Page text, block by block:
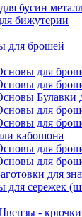
бусин
бижутерии
для брошей
для
для
Булавки
для
для
кабошона
для
для
для
для сережек
- крючки